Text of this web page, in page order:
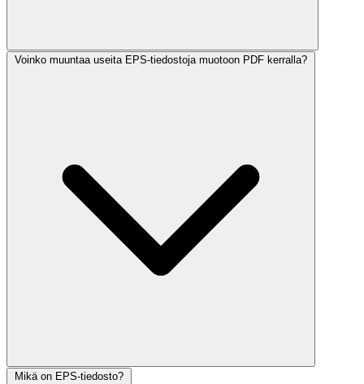
Voinko muuntaa useita EPS-tiedostoja muotoon PDF kerralla?
Mikä on EPS-tiedosto?